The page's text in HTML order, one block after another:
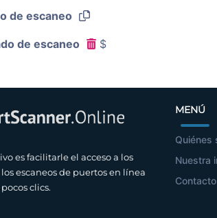
de escaneo
de escaneo $
es facilitarle el acceso a los
escaneos de puertos en línea
clics.
MENÚ
Quiénes
Nuestra
Contacto